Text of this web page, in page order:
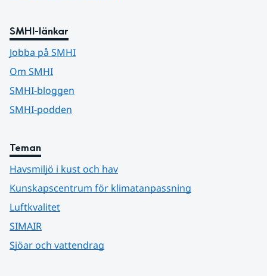
SMHI-länkar
Jobba på SMHI
Om SMHI
SMHI-bloggen
SMHI-podden
Teman
Havsmiljö i kust och hav
Kunskapscentrum för klimatanpassning
Luftkvalitet
SIMAIR
Sjöar och vattendrag